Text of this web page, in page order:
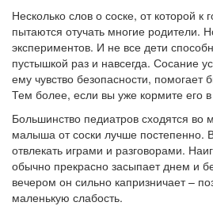
Несколько слов о соске, от которой к
пытаются отучать многие родители.
экспериментов. И не все дети
пустышкой раз и навсегда. Сосание
ему чувство безопасности, помогает
Тем более, если вы уже кормите его
Большинство педиатров сходятся во
малыша от соски лучше постепенно.
отвлекать играми и разговорами.
обычно прекрасно засыпает днем и
вечером он сильно капризничает –
маленькую слабость.